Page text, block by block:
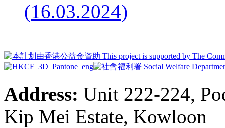
(16.03.2024)
Address: Unit 222-224,
Kip Mei Estate, Kowloon